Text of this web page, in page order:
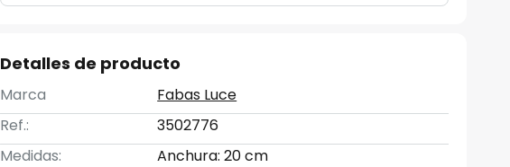
Detalles de producto
Marca
Fabas Luce
Ref.:
3502776
Medidas:
Anchura: 20 cm